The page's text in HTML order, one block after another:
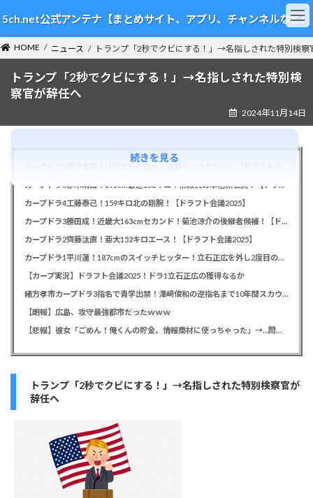
ン
テ
ン
ツ
ビ
ゲ
ー
シ
5ch.net公式アンテナ【まとめサイト、アプリ、チャンネルなど】
HOME ニュース トランプ「2秒でクビにする！」→名指しされた特別検察
トランプ「2秒でクビにする！」→名指しされた特別検
察官が辞任へ
2024年11月14日
カープドラ5赤木晴哉！191cm最速153キロ！佛教大の本格派右腕！【ドラフト会議2025】
カープドラ4工藤泰己！159キロ北の剛腕！【ドラフト会議2025】
カープドラ3勝田成！近畿大163cmセカンド！菊池涼介の後継者候補！【ドラフト会議2025】
カープドラ2齊藤汰直！亜大152キロエース！【ドラフト会議2025】
カープドラ1平川蓮！187cmのスイッチヒッター！立石正広を外し2度目の重複も新井監督がクジを引き当てる！【ドラフト会議2025】
【カープ実況】ドラフト会議2025！ドラ1立石正広の獲得なるか
緒方孝市カープドラ3指名で青学出禁！澤﨑俊和の逆指名まで10年間スカウト出禁
【朗報】広島、攻守最強都市だったｗｗｗ
【悲報】彼女「ごめん！俺くんの貯金、情報商材に使っちゃった」→…問い詰めたらギャン泣きされたんだが俺が悪いのか？
トランプ「2秒でクビにする！」→名指しされた特別検察官が
辞任へ
続きを見る